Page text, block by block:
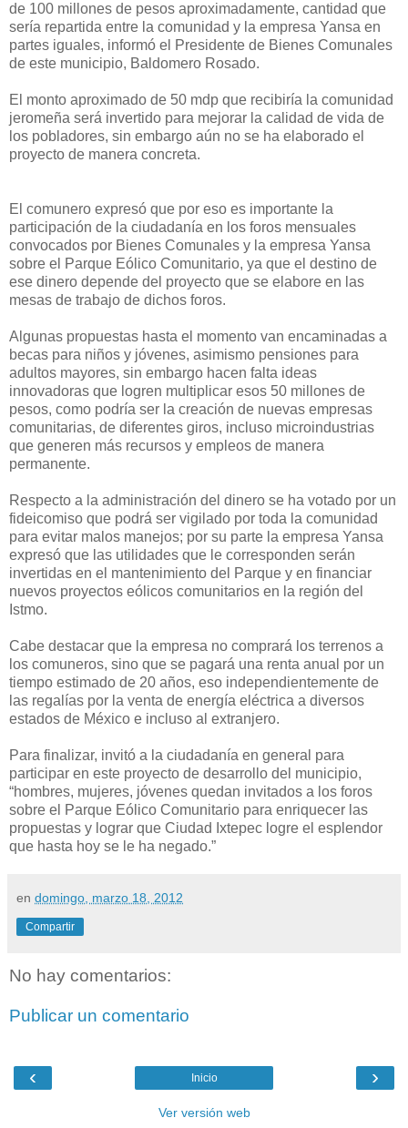
de 100 millones de pesos aproximadamente, cantidad que
sería repartida entre la comunidad y la empresa Yansa en
partes iguales, informó el Presidente de Bienes Comunales
de este municipio, Baldomero Rosado.
El monto aproximado de 50 mdp que recibiría la comunidad
jeromeña será invertido para mejorar la calidad de vida de
los pobladores, sin embargo aún no se ha elaborado el
proyecto de manera concreta.
El comunero expresó que por eso es importante la
participación de la ciudadanía en los foros mensuales
convocados por Bienes Comunales y la empresa Yansa
sobre el Parque Eólico Comunitario, ya que el destino de
ese dinero depende del proyecto que se elabore en las
mesas de trabajo de dichos foros.
Algunas propuestas hasta el momento van encaminadas a
becas para niños y jóvenes, asimismo pensiones para
adultos mayores, sin embargo hacen falta ideas
innovadoras que logren multiplicar esos 50 millones de
pesos, como podría ser la creación de nuevas empresas
comunitarias, de diferentes giros, incluso microindustrias
que generen más recursos y empleos de manera
permanente.
Respecto a la administración del dinero se ha votado por un
fideicomiso que podrá ser vigilado por toda la comunidad
para evitar malos manejos; por su parte la empresa Yansa
expresó que las utilidades que le corresponden serán
invertidas en el mantenimiento del Parque y en financiar
nuevos proyectos eólicos comunitarios en la región del
Istmo.
Cabe destacar que la empresa no comprará los terrenos a
los comuneros, sino que se pagará una renta anual por un
tiempo estimado de 20 años, eso independientemente de
las regalías por la venta de energía eléctrica a diversos
estados de México e incluso al extranjero.
Para finalizar, invitó a la ciudadanía en general para
participar en este proyecto de desarrollo del municipio,
“hombres, mujeres, jóvenes quedan invitados a los foros
sobre el Parque Eólico Comunitario para enriquecer las
propuestas y lograr que Ciudad Ixtepec logre el esplendor
que hasta hoy se le ha negado.”
en domingo, marzo 18, 2012
Compartir
No hay comentarios:
Publicar un comentario
‹ ›
Inicio
Ver versión web